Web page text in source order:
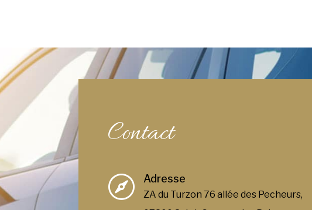
Contact
 Adresse
ZA du Turzon 76 allée des Pecheurs,